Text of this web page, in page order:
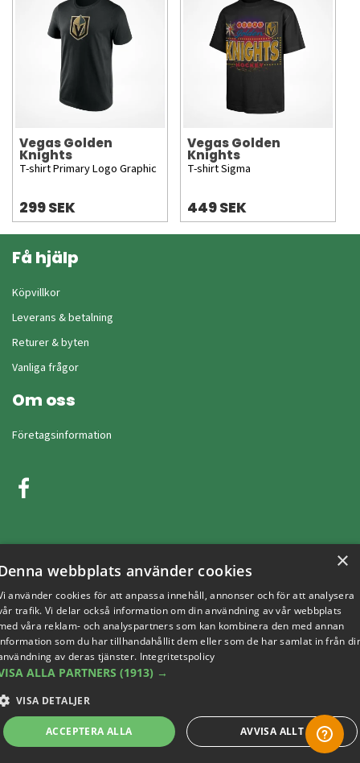
Vegas Golden
Knights
T-shirt Primary Logo Graphic
299 SEK
Vegas Golden
Knights
T-shirt Sigma
449 SEK
Få hjälp
Köpvillkor
Leverans & betalning
Returer & byten
Vanliga frågor
Om oss
Företagsinformation
Copyright © 2019 This site is Licensed to 377 Sport AB Cookies
×
webbplats använder cookies
använder cookies för att anpassa innehåll, annonser och för att analysera
trafik. Vi delar också information om din användning av vår webbplats
våra reklam- och analyspartners som kan kombinera den med annan
som du har tillhandahållit dem eller som de har samlat in från
av deras tjänster. Integritetspolicy
ALLA PARTNERS (1913) →
VISA DETALJER
ACCEPTERA ALLA AVVISA ALLT